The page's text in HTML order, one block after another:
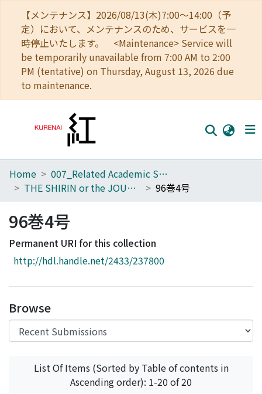
【メンテナンス】2026/08/13(木)7:00～14:00（予
定）において、メンテナンスのため、サービスを一
時停止いたします。 <Maintenance> Service will
be temporarily unavailable from 7:00 AM to 2:00
PM (tentative) on Thursday, August 13, 2026 due
to maintenance.
Home
Browse
Download Ranking
Access Statistics
Home
007_Related Academic Societies
THE SHIRIN or the JOURNAL OF HISTORY
96巻4号
96巻4号
Permanent URI for this collection
http://hdl.handle.net/2433/237800
Browse
List Of Items (Sorted by Table of contents in
Ascending order): 1-20 of 20